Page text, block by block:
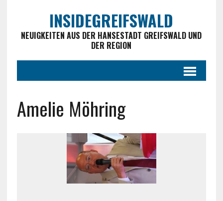
INSIDEGREIFSWALD
NEUIGKEITEN AUS DER HANSESTADT GREIFSWALD UND
DER REGION
Amelie Möhring